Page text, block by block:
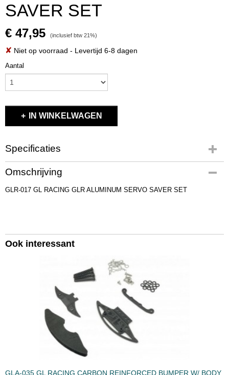
SAVER SET
€ 47,95 (inclusief btw 21%)
✘ Niet op voorraad - Levertijd 6-8 dagen
Aantal
IN WINKELWAGEN
Specificaties
Productcode
GLR-017
EAN code
Bruto gewicht
0,20 Kg
Omschrijving
GLR-017 GL RACING GLR ALUMINUM SERVO SAVER SET
Ook interessant
GLA-035 GL RACING CARBON REINFORCED BUMPER W/ BODY